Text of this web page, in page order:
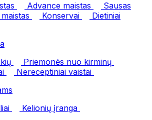
Advance maistas
Sausas
Konservai
Dietiniai
Priemonės nuo kirminų
Nereceptiniai vaistai
Kelionių įranga